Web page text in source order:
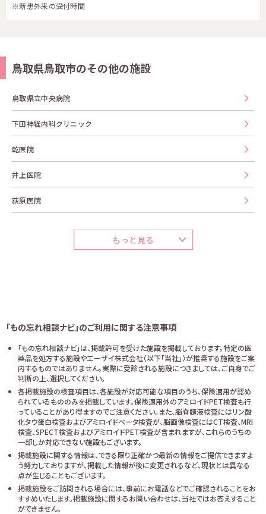
※新患外来の受付時間
鳥取県鳥取市のその他の施設
鳥取県立中央病院
下田神経内科クリニック
乾医院
井上医院
荻原医院
もっと見る
「もの忘れ相談ナビ」のご利用に関する注意事項
「もの忘れ相談ナビ」は、掲載許可を受けた施設を掲載しております。特定の医
薬品を処方する施設やエーザイ株式会社（以下「当社」）が推奨する施設をご案
内するものではありません。実際に受診される施設につきましては、ご自身でご
判断の上、選択してください。
各掲載施設の検査項目は、各施設が対応可能な項目のうち、保険適用が認め
られているもののみを掲載しています。保険適用外のアミロイドPET検査も行
っていることがあり得ますのでご注意ください。また、脳脊髄液検査にはリン酸
化タウ蛋白検査およびアミロイドベータ検査が、脳画像検査にはCT検査、MRI
検査、SPECT検査およびアミロイドPET検査が含まれますが、これらのうちの
一部しか対応できない施設もございます。
掲載施設に関する情報は、できる限り正確かつ最新の情報をご提供できますよ
う努力しておりますが、掲載した情報が後に変更されるなど、現状とは異なる
点が生じることもございます。
掲載施設をご訪問される場合には、事前にお電話などでご確認されることをお
すすめいたします。掲載施設に関するお問い合わせは、当社ではお答えすること
ができません。